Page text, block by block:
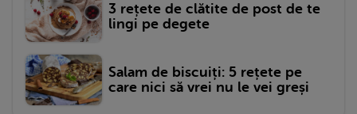
3 rețete de clătite de post de te
lingi pe degete
Salam de biscuiți: 5 rețete pe
care nici să vrei nu le vei greși